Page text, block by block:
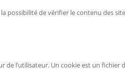
possibilité de vérifier le contenu des
de l’utilisateur. Un cookie est un